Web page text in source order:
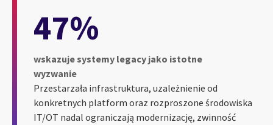
47%
wskazuje systemy legacy jako istotne
wyzwanie
Przestarzała infrastruktura, uzależnienie od
konkretnych platform oraz rozproszone środowiska
IT/OT nadal ograniczają modernizację, zwinność